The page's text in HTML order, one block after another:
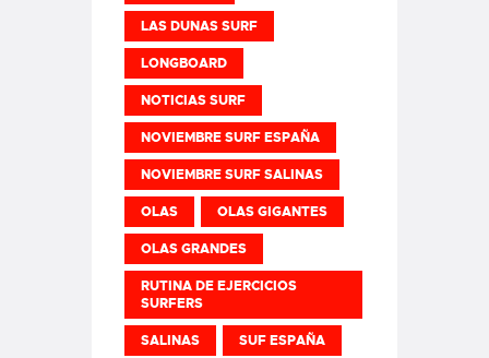
LAS DUNAS SURF
LONGBOARD
NOTICIAS SURF
NOVIEMBRE SURF ESPAÑA
NOVIEMBRE SURF SALINAS
OLAS OLAS GIGANTES
OLAS GRANDES
RUTINA DE EJERCICIOS
SURFERS
SALINAS SUF ESPAÑA